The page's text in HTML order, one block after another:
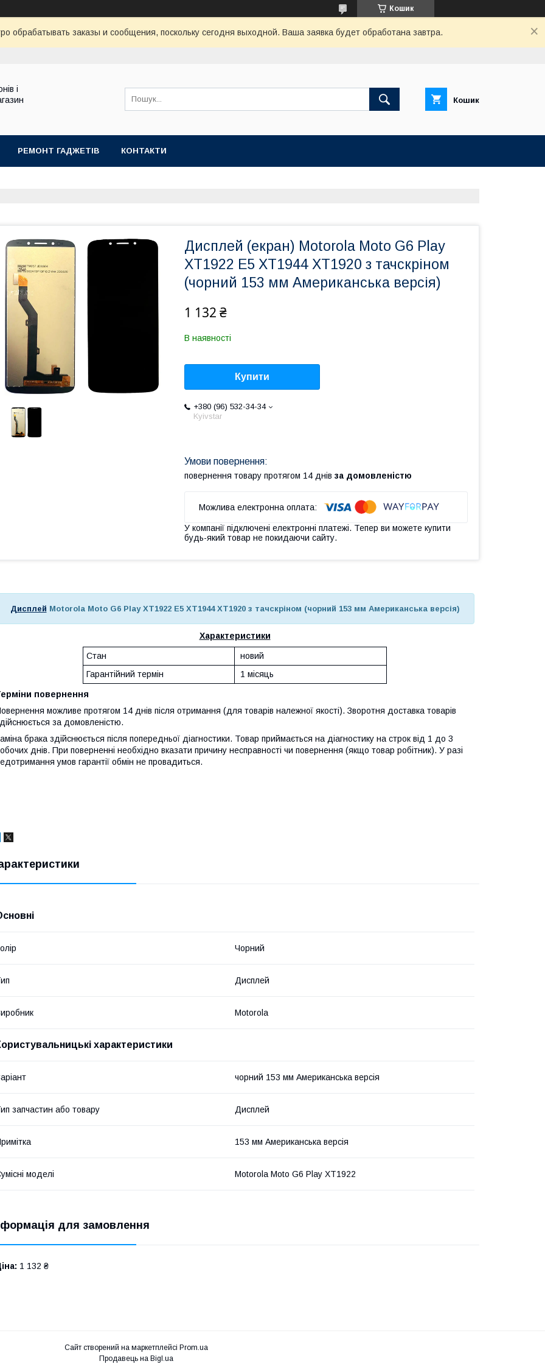
Кошик
обрабатывать заказы и сообщения, поскольку сегодня выходной. Ваша заявка будет обработана завтра.
і
Кошик
РЕМОНТ ГАДЖЕТІВ КОНТАКТИ
Дисплей (екран) Motorola Moto G6 Play
XT1922 E5 XT1944 XT1920 з тачскріном
(чорний 153 мм Американська версія)
1 132 ₴
В наявності
Купити
+380 (96) 532-34-34
Kyivstar
повернення товару протягом 14 днів за домовленістю
У компанії підключені електронні платежі. Тепер ви можете купити
будь-який товар не покидаючи сайту.
Дисплей Motorola Moto G6 Play XT1922 E5 XT1944 XT1920 з тачскріном (чорний 153 мм Американська версія)
Характеристики
Стан
новий
Гарантійний термін
1 місяць
повернення
можливе протягом 14 днів після отримання (для товарів належної якості). Зворотня доставка товарів
за домовленістю.
брака здійснюється після попередньої діагностики. Товар приймається на діагностику на строк від 1 до 3
днів. При поверненні необхідно вказати причину несправності чи повернення (якщо товар робітник). У разі
умов гарантії обмін не провадиться.
Чорний
Дисплей
Motorola
характеристики
чорний 153 мм Американська версія
запчастин або товару Дисплей
153 мм Американська версія
моделі Motorola Moto G6 Play XT1922
для замовлення
1 132 ₴
Сайт створений на маркетплейсі Prom.ua
Продавець на Bigl.ua